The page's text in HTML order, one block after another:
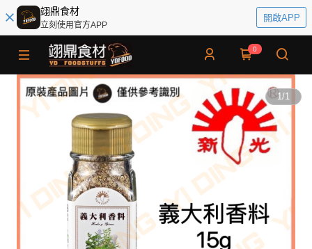
翊鼎食材
立刻使用官方APP
開啟APP
0
1/1